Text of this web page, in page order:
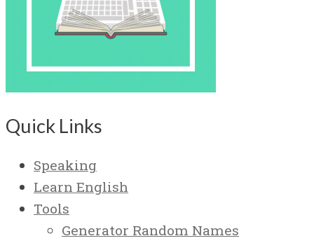
Quick Links
Speaking
Learn English
Tools
Generator Random Names